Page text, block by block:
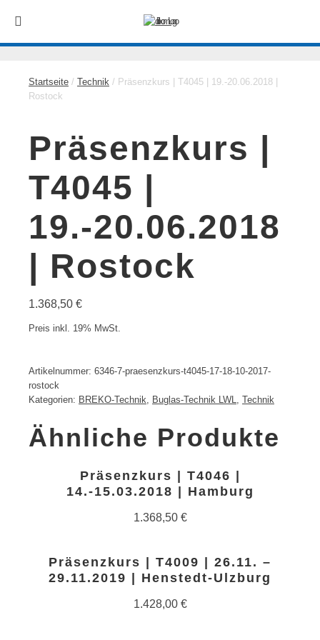
Startseite / Technik / Präsenzkurs | T4045 | 19.-20.06.2018 |
Rostock
Präsenzkurs |
T4045 |
19.-20.06.2018
| Rostock
1.368,50 €
Preis inkl. 19% MwSt.
Artikelnummer: 6346-7-praesenzkurs-t4045-17-18-10-2017-
rostock
Kategorien: BREKO-Technik, Buglas-Technik LWL, Technik
Ähnliche Produkte
Präsenzkurs | T4046 |
14.-15.03.2018 | Hamburg
1.368,50 €
Präsenzkurs | T4009 | 26.11. –
29.11.2019 | Henstedt-Ulzburg
1.428,00 €